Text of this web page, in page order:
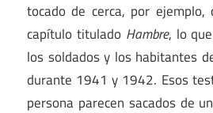
tocado de cerca, por ejemplo,
capítulo titulado Hambre, lo
los soldados y los habitantes
durante 1941 y 1942. Esos
persona parecen sacados de